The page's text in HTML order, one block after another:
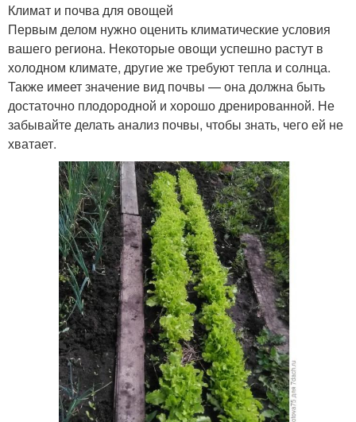
Климат и почва для овощей
Первым делом нужно оценить климатические условия
вашего региона. Некоторые овощи успешно растут в
холодном климате, другие же требуют тепла и солнца.
Также имеет значение вид почвы — она должна быть
достаточно плодородной и хорошо дренированной. Не
забывайте делать анализ почвы, чтобы знать, чего ей не
хватает.